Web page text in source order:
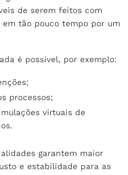
de serem feitos com
tão pouco tempo por um
é possível, por exemplo:
processos;
virtuais de
garantem maior
e estabilidade para as